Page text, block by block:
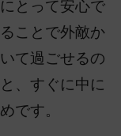
とって安心で
ことで外敵か
て過ごせるの
、すぐに中に
です。